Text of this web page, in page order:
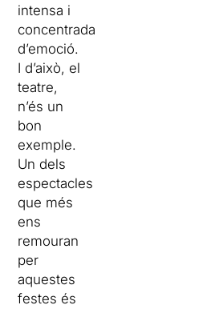
intensa i
concentrada
d’emoció.
I d’això, el
teatre,
n’és un
bon
exemple.
Un dels
espectacles
que més
ens
remouran
per
aquestes
festes és